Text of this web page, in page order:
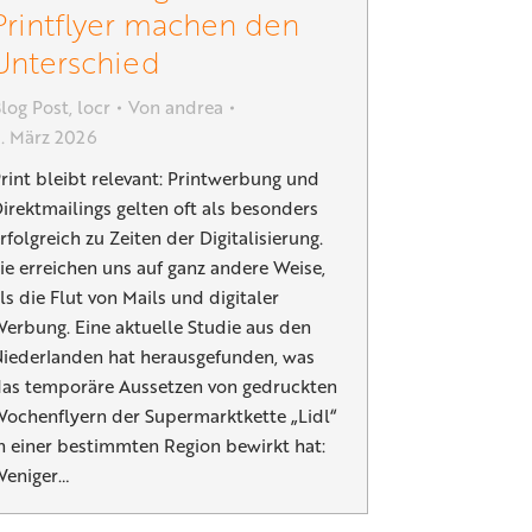
machen den
Post, locr Von andrea
März 2026
bleibt relevant: Printwerbung und
gelten oft als besonders
zu Zeiten der Digitalisierung.
erreichen uns auf ganz andere Weise,
die Flut von Mails und digitaler
Eine aktuelle Studie aus den
hat herausgefunden, was
temporäre Aussetzen von gedruckten
der Supermarktkette „Lidl“
einer bestimmten Region bewirkt hat: